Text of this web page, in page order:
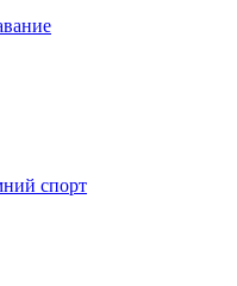
спорт